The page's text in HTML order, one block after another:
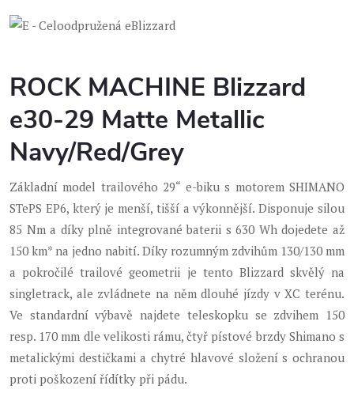
ROCK MACHINE Blizzard
e30-29 Matte Metallic
Navy/Red/Grey
Základní model trailového 29“ e-biku s motorem SHIMANO
STePS EP6, který je menší, tišší a výkonnější. Disponuje silou
85 Nm a díky plně integrované baterii s 630 Wh dojedete až
150 km* na jedno nabití. Díky rozumným zdvihům 130/130 mm
a pokročilé trailové geometrii je tento Blizzard skvělý na
singletrack, ale zvládnete na něm dlouhé jízdy v XC terénu.
Ve standardní výbavě najdete teleskopku se zdvihem 150
resp. 170 mm dle velikosti rámu, čtyř pístové brzdy Shimano s
metalickými destičkami a chytré hlavové složení s ochranou
proti poškození řídítky při pádu.